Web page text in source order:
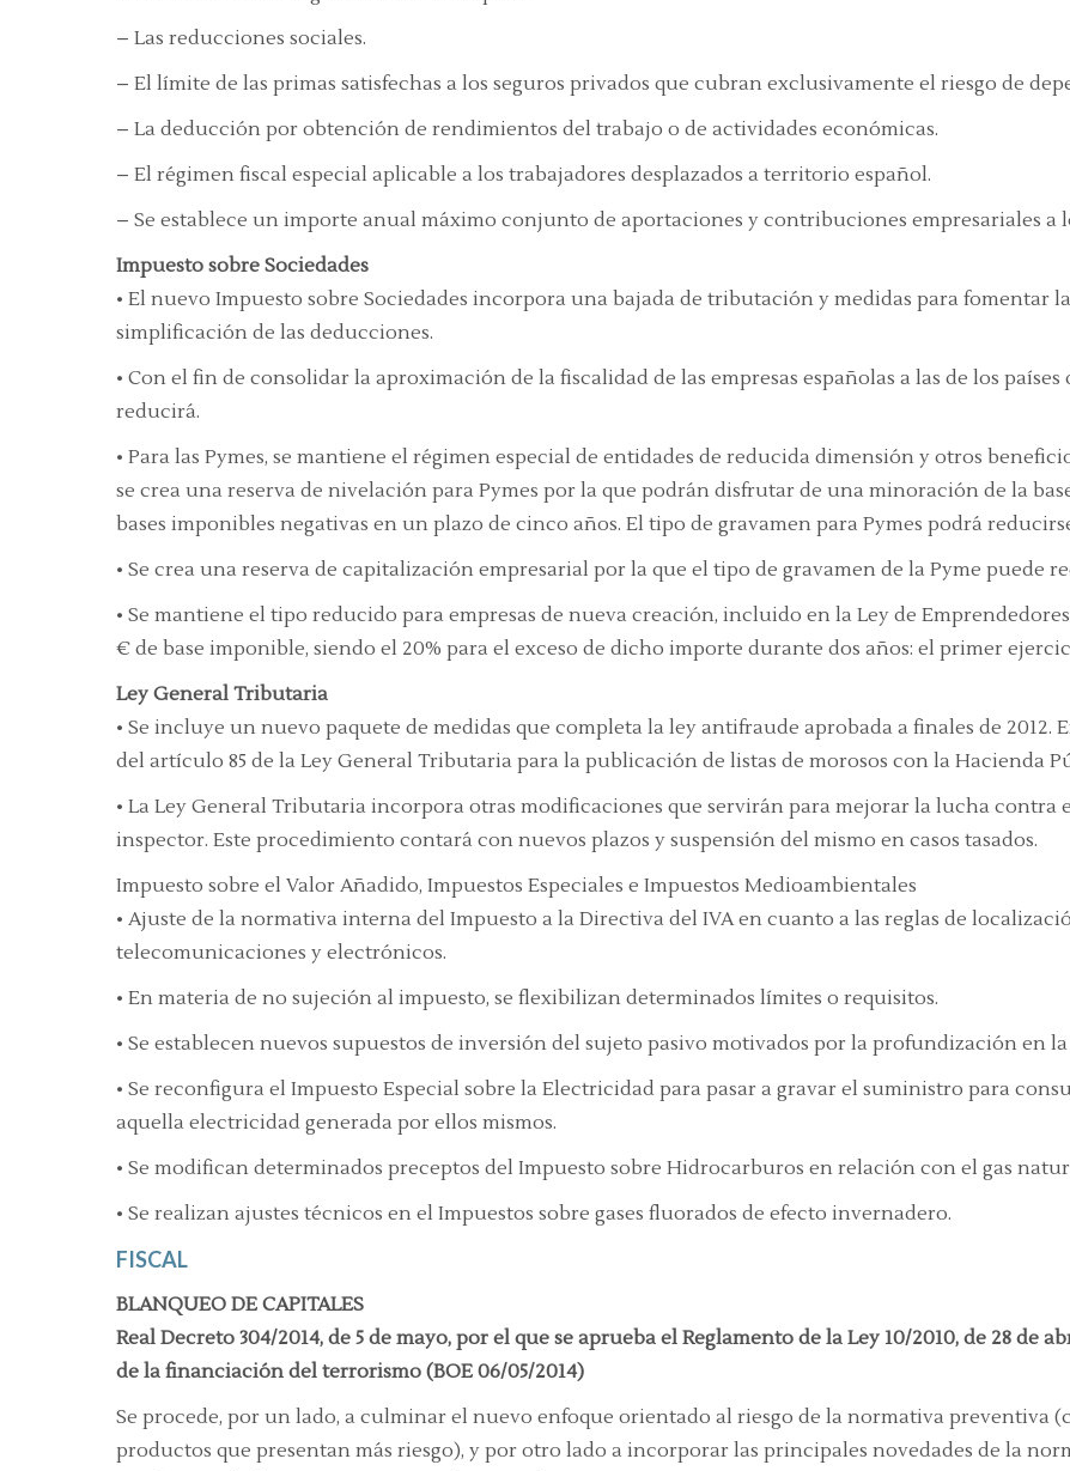
– Las reducciones sociales.
– El límite de las primas satisfechas a los seguros privados que cubran exclusivamente el riesgo de
– La deducción por obtención de rendimientos del trabajo o de actividades económicas.
– El régimen fiscal especial aplicable a los trabajadores desplazados a territorio español.
– Se establece un importe anual máximo conjunto de aportaciones y contribuciones empresariales a
Impuesto sobre Sociedades
• El nuevo Impuesto sobre Sociedades incorpora una bajada de tributación y medidas para fomentar
simplificación de las deducciones.
• Con el fin de consolidar la aproximación de la fiscalidad de las empresas españolas a las de los
reducirá.
• Para las Pymes, se mantiene el régimen especial de entidades de reducida dimensión y otros
se crea una reserva de nivelación para Pymes por la que podrán disfrutar de una minoración de la
bases imponibles negativas en un plazo de cinco años. El tipo de gravamen para Pymes podrá
• Se crea una reserva de capitalización empresarial por la que el tipo de gravamen de la Pyme puede
• Se mantiene el tipo reducido para empresas de nueva creación, incluido en la Ley de
€ de base imponible, siendo el 20% para el exceso de dicho importe durante dos años: el primer
Ley General Tributaria
• Se incluye un nuevo paquete de medidas que completa la ley antifraude aprobada a finales de
del artículo 85 de la Ley General Tributaria para la publicación de listas de morosos con la Hacienda
• La Ley General Tributaria incorpora otras modificaciones que servirán para mejorar la lucha
inspector. Este procedimiento contará con nuevos plazos y suspensión del mismo en casos tasados.
Impuesto sobre el Valor Añadido, Impuestos Especiales e Impuestos Medioambientales
• Ajuste de la normativa interna del Impuesto a la Directiva del IVA en cuanto a las reglas de
telecomunicaciones y electrónicos.
• En materia de no sujeción al impuesto, se flexibilizan determinados límites o requisitos.
• Se establecen nuevos supuestos de inversión del sujeto pasivo motivados por la profundización en
• Se reconfigura el Impuesto Especial sobre la Electricidad para pasar a gravar el suministro para
aquella electricidad generada por ellos mismos.
• Se modifican determinados preceptos del Impuesto sobre Hidrocarburos en relación con el gas
• Se realizan ajustes técnicos en el Impuestos sobre gases fluorados de efecto invernadero.
FISCAL
BLANQUEO DE CAPITALES
Real Decreto 304/2014, de 5 de mayo, por el que se aprueba el Reglamento de la Ley 10/2010, de 28 de
de la financiación del terrorismo (BOE 06/05/2014)
Se procede, por un lado, a culminar el nuevo enfoque orientado al riesgo de la normativa preventiva
productos que presentan más riesgo), y por otro lado a incorporar las principales novedades de la